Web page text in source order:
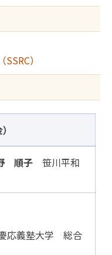
）
順子 笹川平和
≫
応義塾大学 総合